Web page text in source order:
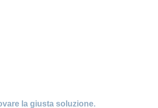
la giusta soluzione.